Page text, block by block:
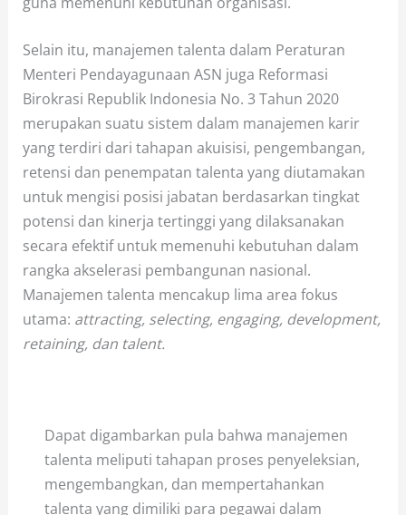
Selain itu, manajemen talenta dalam Peraturan
Menteri Pendayagunaan ASN juga Reformasi
Birokrasi Republik Indonesia No. 3 Tahun 2020
merupakan suatu sistem dalam manajemen karir
yang terdiri dari tahapan akuisisi, pengembangan,
retensi dan penempatan talenta yang diutamakan
untuk mengisi posisi jabatan berdasarkan tingkat
potensi dan kinerja tertinggi yang dilaksanakan
secara efektif untuk memenuhi kebutuhan dalam
rangka akselerasi pembangunan nasional.
Manajemen talenta mencakup lima area fokus
utama: attracting, selecting, engaging, development,
retaining, dan talent.
Dapat digambarkan pula bahwa manajemen
talenta meliputi tahapan proses penyeleksian,
mengembangkan, dan mempertahankan
talenta yang dimiliki para pegawai dalam